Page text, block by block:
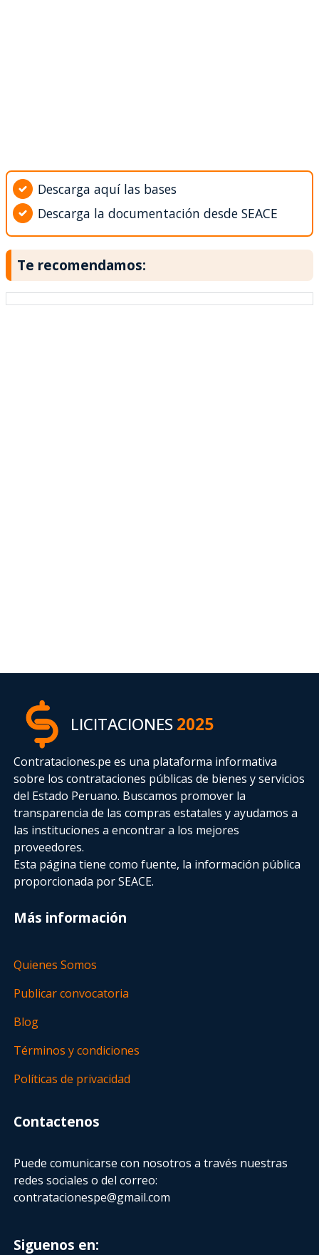
Descarga aquí las bases
Descarga la documentación desde SEACE
Te recomendamos:
LICITACIONES2025
Contrataciones.pe es una plataforma informativa
sobre los contrataciones públicas de bienes y servicios
del Estado Peruano. Buscamos promover la
transparencia de las compras estatalesy ayudamos a
las instituciones a encontrar a los mejores
proveedores.
Esta página tiene como fuente, la información pública
proporcionada por SEACE.
Más información
Quienes Somos
Publicar convocatoria
Blog
Términos y condiciones
Políticas de privacidad
Contactenos
Puede comunicarse con nosotros a través nuestras
redes sociales o del correo:
contratacionespe@gmail.com
Siguenos en: